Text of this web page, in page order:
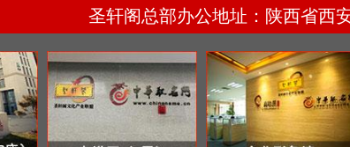
圣轩阁总部办公地址：陕西省西